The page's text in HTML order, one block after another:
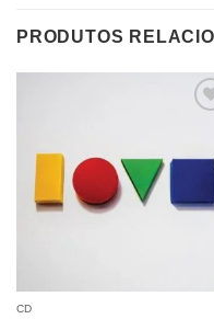
PRODUTOS
desejos
CD